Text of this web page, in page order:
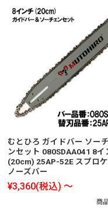
むとひろ ガイドバー ソー
ンセット 080SDAA041 8イ
(20cm) 25AP-52E スプロ
ノーズバー
¥3,360(税込) ～
商